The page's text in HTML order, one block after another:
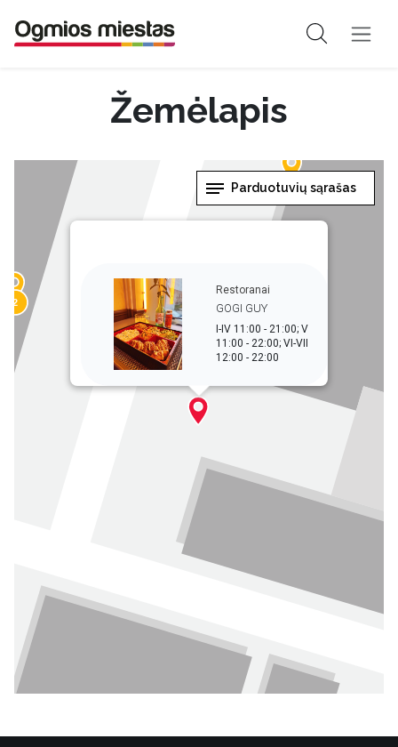
Žemėlapis
2
Restoranai
GOGI GUY
I-IV 11:00 - 21:00; V
11:00 - 22:00; VI-VII
12:00 - 22:00
Parduotuvių sąrašas